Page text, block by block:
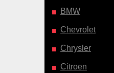
BMW
Chevrolet
Chrysler
Citroen